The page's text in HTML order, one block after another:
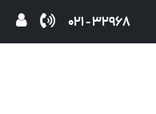
32968 - 021